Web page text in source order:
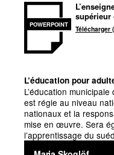
POWERPOINT
supérieur
Télécharger
L’éducation pour
L’éducation
est régie au niveau
nationaux et la
mise en œuvre. Sera
l’apprentissage du